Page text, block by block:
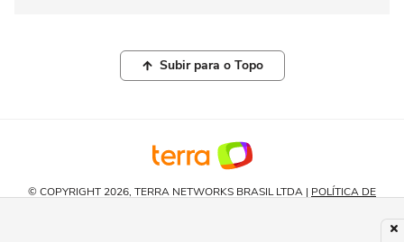
Subir para o Topo
© COPYRIGHT 2026, TERRA NETWORKS BRASIL LTDA | POLÍTICA DE